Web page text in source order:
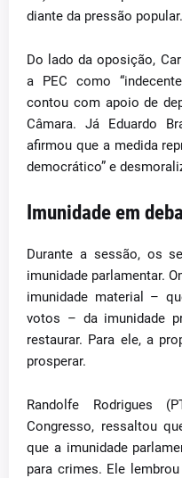
diante da pressão popular.
Do lado da oposição,
a PEC como
contou com apoio de
Câmara. Já Eduardo
afirmou que a medida
democrático” e
Imunidade em
Durante a sessão, os
imunidade parlamentar.
imunidade material –
votos – da imunidade
restaurar. Para ele, a
prosperar.
Randolfe Rodrigues
Congresso, ressaltou
que a imunidade
para crimes. Ele